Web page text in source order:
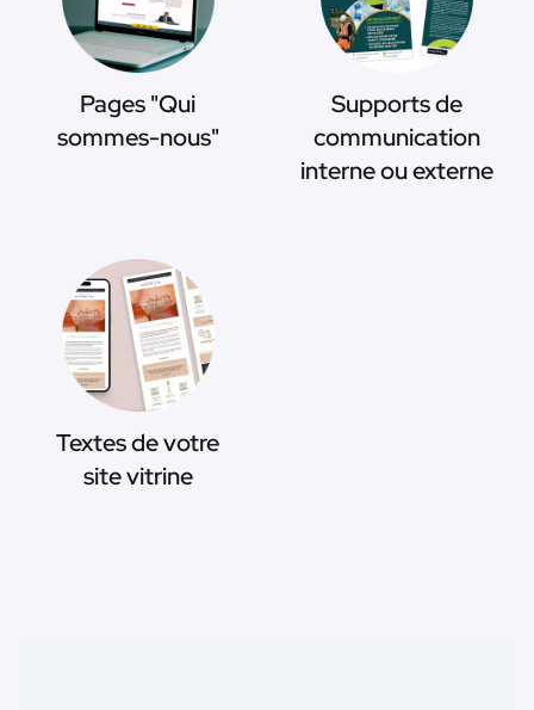
Pages "Qui
sommes-nous"
Supports de
communication
interne ou externe
Textes de votre
site vitrine